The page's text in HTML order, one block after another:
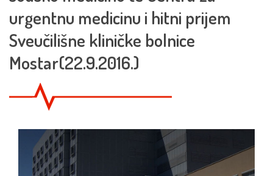
urgentnu medicinu i hitni prijem
Sveučilišne kliničke bolnice
Mostar(22.9.2016.)